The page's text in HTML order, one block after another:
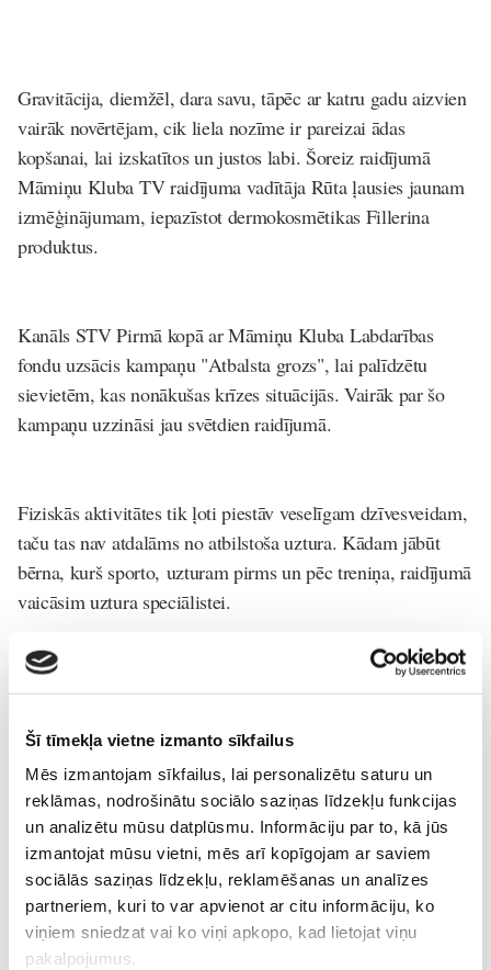
Šī tīmekļa vietne izmanto sīkfailus
Mēs izmantojam sīkfailus, lai personalizētu saturu un
reklāmas, nodrošinātu sociālo saziņas līdzekļu funkcijas
un analizētu mūsu datplūsmu. Informāciju par to, kā jūs
izmantojat mūsu vietni, mēs arī kopīgojam ar saviem
sociālās saziņas līdzekļu, reklamēšanas un analīzes
partneriem, kuri to var apvienot ar citu informāciju, ko
viņiem sniedzat vai ko viņi apkopo, kad lietojat viņu
pakalpojumus.
Gravitācija, diemžēl, dara savu, tāpēc ar katru gadu aizvien
vairāk novērtējam, cik liela nozīme ir pareizai ādas
kopšanai, lai izskatītos un justos labi. Šoreiz raidījumā
Māmiņu Kluba TV raidījuma vadītāja Rūta ļausies jaunam
izmēģinājumam, iepazīstot dermokosmētikas Fillerina
produktus.
Kanāls STV Pirmā kopā ar Māmiņu Kluba Labdarības
fondu uzsācis kampaņu "Atbalsta grozs", lai palīdzētu
sievietēm, kas nonākušas krīzes situācijās. Vairāk par šo
kampaņu uzzināsi jau svētdien raidījumā.
Fiziskās aktivitātes tik ļoti piestāv veselīgam dzīvesveidam,
taču tas nav atdalāms no atbilstoša uztura. Kādam jābūt
bērna, kurš sporto, uzturam pirms un pēc treniņa, raidījumā
vaicāsim uztura speciālistei.
Tiekamies 21.martā plkst. 9.20
TV-anotācijas
Lasi vēl
Kļūsti par Freemore produktu testētāju!